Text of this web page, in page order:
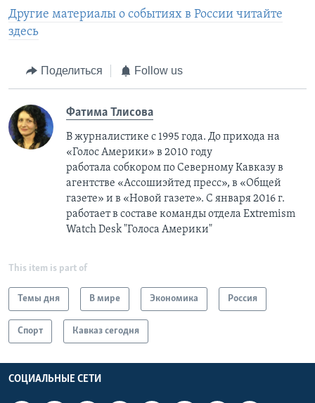
Другие материалы о событиях в России читайте
здесь
Поделиться Follow us
Фатима Тлисовa
В журналистике с 1995 года. До прихода на
«Голос Америки» в 2010 году
работала собкором по Северному Кавказу в
агентстве «Ассошиэйтед пресс», в «Общей
газете» и в «Новой газете». С января 2016 г.
работает в составе команды отдела Extremism
Watch Desk "Голоса Америки"
This item is part of
Темы дня В мире Экономика Россия
Спорт Кавказ сегодня
СОЦИАЛЬНЫЕ СЕТИ